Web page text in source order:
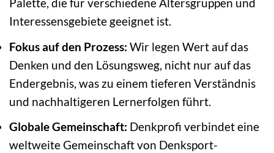
Palette, die für verschiedene Altersgruppen und
Interessensgebiete geeignet ist.
Fokus auf den Prozess: Wir legen Wert auf das
Denken und den Lösungsweg, nicht nur auf das
Endergebnis, was zu einem tieferen Verständnis
und nachhaltigeren Lernerfolgen führt.
Globale Gemeinschaft: Denkprofi verbindet eine
weltweite Gemeinschaft von Denksport-